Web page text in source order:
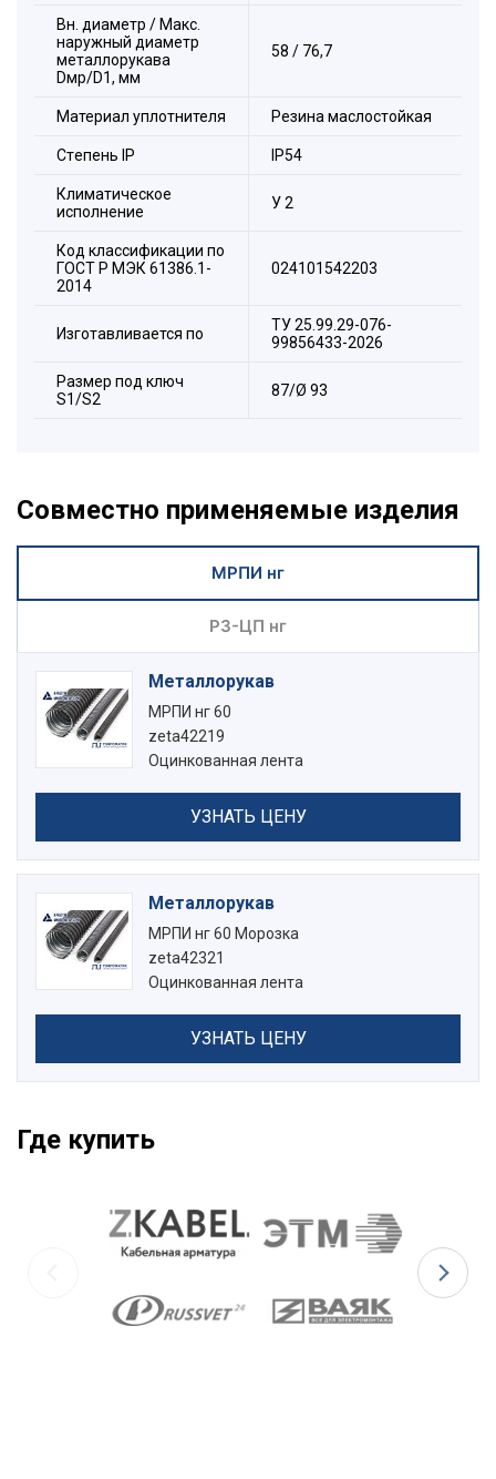
4. Накидная гайка.
Вн. диаметр / Макс.
наружный диаметр
металлорукава
Dмр/D1, мм
58 / 76,7
Материал уплотнителя Резина маслостойкая
Стeпень IP IP54
Климатическое
исполнение
У 2
Код классификации по
ГОСТ Р МЭК 61386.1-
2014
024101542203
Изготавливается по
ТУ 25.99.29-076-
99856433-2026
Размер под ключ
S1/S2
87/Ø 93
Совместно применяемые изделия
МРПИ нг
РЗ-ЦП нг
Металлорукав
МРПИ нг 60
zeta42219
Оцинкованная лента
УЗНАТЬ ЦЕНУ
Металлорукав
МРПИ нг 60 Морозка
zeta42321
Оцинкованная лента
УЗНАТЬ ЦЕНУ
Где купить